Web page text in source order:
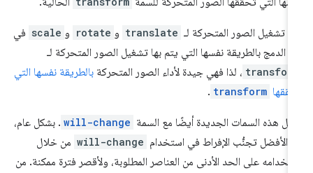
تشغيل الصور المتحركة لـ translate و rotate و scale في
الدمج بالطريقة نفسها التي يتم بها تشغيل الصور المتحركة لـ
، لذا فهي جيدة لأداء الصور المتحركةبالطريقة نفسها التي
transform
.
هذه السمات الجديدة أيضًا مع السمة will-change . بشكل عام،
الأفضل تجنُّب الإفراط في استخدام will-change من خلال
على الحد الأدنى من العناصر المطلوبة، ولأقصر فترة ممكنة. من